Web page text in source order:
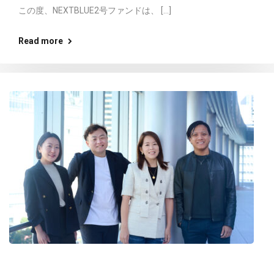
この度、NEXTBLUE2号ファンドは、 […]
Read more